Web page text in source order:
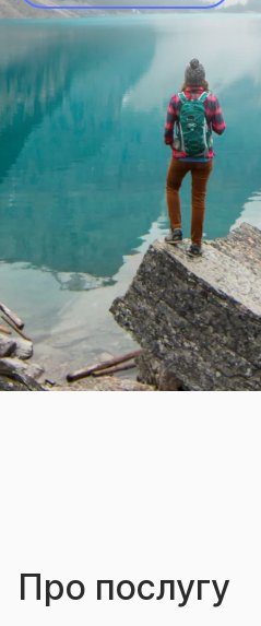
Про послугу